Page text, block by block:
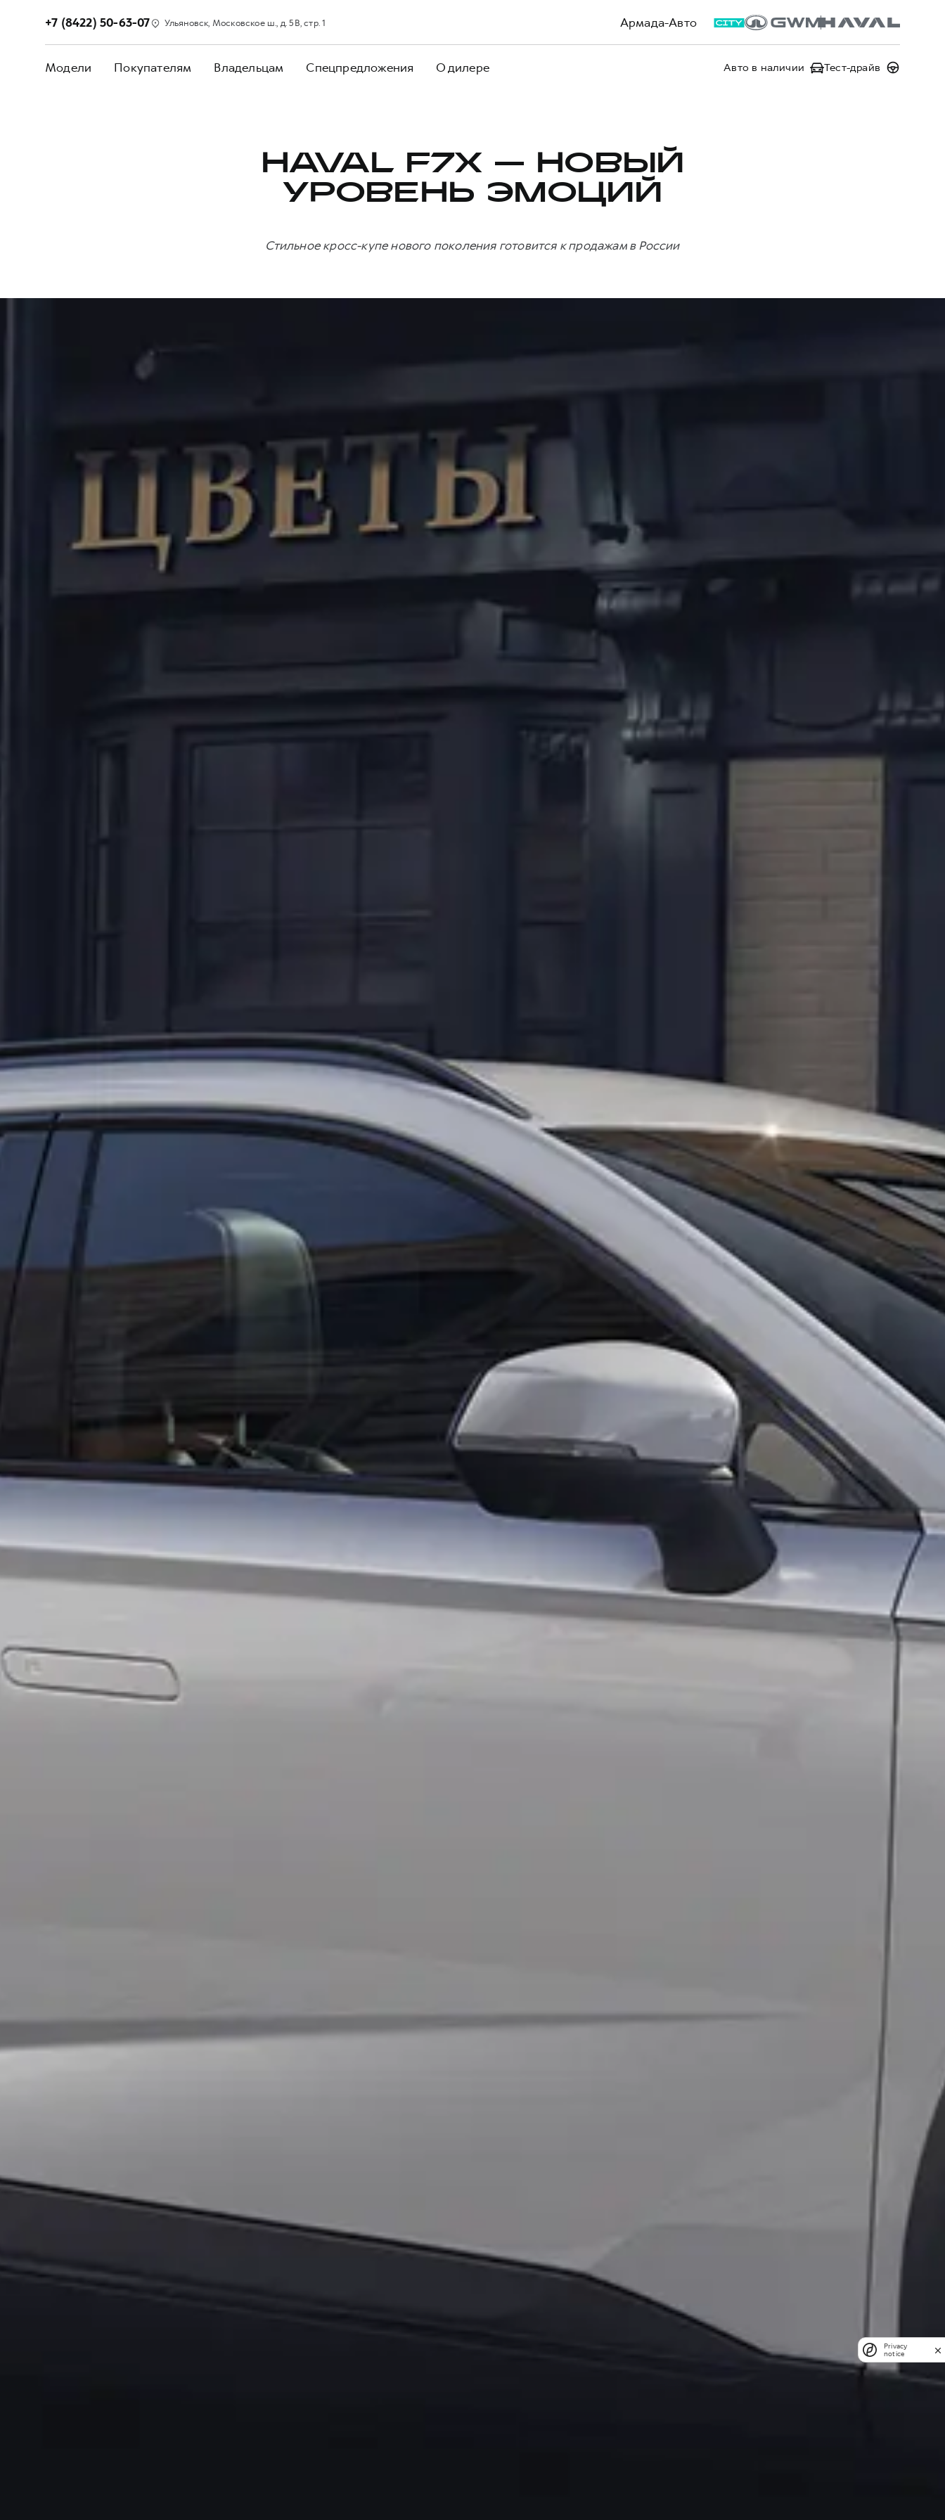
Армада-Авто
+7 (8422) 50-63-07 Ульяновск, Московское ш., д. 5В, стр. 1
Модели Покупателям Владельцам Спецпредложения О дилере Авто в наличии Тест-драйв
HAVAL F7X — НОВЫЙ
УРОВЕНЬ ЭМОЦИЙ
Стильное кросс-купе нового поколения готовится к продажам в России
Privacy
notice